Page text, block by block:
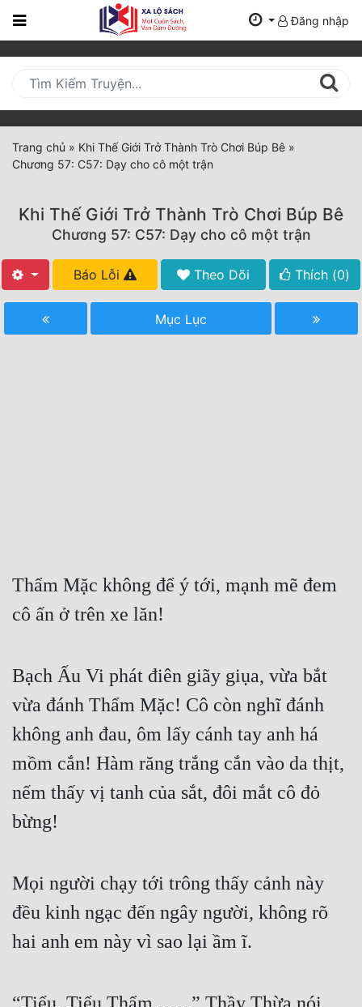
Trang
Mới
Cập
Nhật
(current)
Thể Loại
Tất Cả
Hoàn Thành
Xa Lộ Dịch
Cạnh Kỹ
Cổ Tiên Hiệp
Cổ Đại
Du Hí
Dã Sử
Góc Nhìn Nam
Huyền Huyễn
Đăng nhập
Trang chủ » Khi Thế Giới Trở Thành Trò Chơi Búp Bê »
Chương 57: C57: Dạy cho cô một trận
Khi Thế Giới Trở Thành Trò Chơi Búp Bê
Chương 57: C57: Dạy cho cô một trận
Báo Lỗi Theo Dõi Thích (0)
Mục Lục
Thẩm Mặc không để ý tới, mạnh mẽ đem
cô ấn ở trên xe lăn!
Bạch Ấu Vi phát điên giãy giụa, vừa bắt
vừa đánh Thẩm Mặc! Cô còn nghĩ đánh
không anh đau, ôm lấy cánh tay anh há
mồm cắn! Hàm răng trắng cắn vào da thịt,
nếm thấy vị tanh của sắt, đôi mắt cô đỏ
bừng!
Mọi người chạy tới trông thấy cảnh này
đều kinh ngạc đến ngây người, không rõ
hai anh em này vì sao lại ầm ĩ.